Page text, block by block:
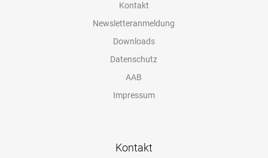
Kontakt
Newsletteranmeldung
Downloads
Datenschutz
AAB
Impressum
Kontakt